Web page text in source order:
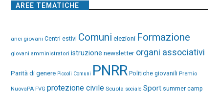
AREE TEMATICHE
anci giovani Centri estivi Comuni elezioni Formazione
giovani amministratori istruzione newsletter organi associativi
Parità di genere Piccoli Comuni PNRR Politiche giovanili Premio
NuovaPA FVG protezione civile Scuola sociale Sport summer camp